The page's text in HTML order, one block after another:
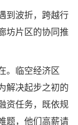
波折，跨越行
坊片区的协同推
临空经济区
解决起步之初的
资任务，既依规
题，他们高薪请